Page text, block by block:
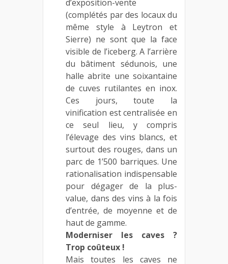
d’exposition-vente
(complétés par des locaux du
même style à Leytron et
Sierre) ne sont que la face
visible de l’iceberg. A l’arrière
du bâtiment sédunois, une
halle abrite une soixantaine
de cuves rutilantes en inox.
Ces jours, toute la
vinification est centralisée en
ce seul lieu, y compris
l’élevage des vins blancs, et
surtout des rouges, dans un
parc de 1’500 barriques. Une
rationalisation indispensable
pour dégager de la plus-
value, dans des vins à la fois
d’entrée, de moyenne et de
haut de gamme.
Moderniser les caves ?
Trop coûteux !
Mais toutes les caves ne